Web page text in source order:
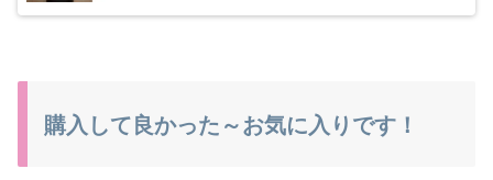
～(^^)/
購入して良かった～お気に入りです！